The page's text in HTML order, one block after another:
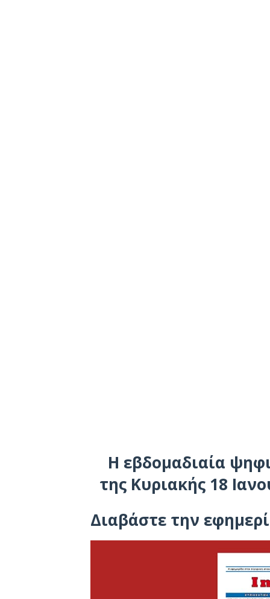
Η εβδομαδιαία
της Κυριακής 18
Διαβάστε την